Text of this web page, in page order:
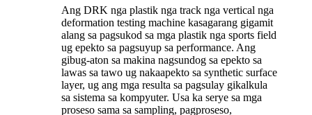
Ang DRK nga plastik nga track nga vertical nga
deformation testing machine kasagarang gigamit
alang sa pagsukod sa mga plastik nga sports field
ug epekto sa pagsuyup sa performance. Ang
gibug-aton sa makina nagsundog sa epekto sa
lawas sa tawo ug nakaapekto sa synthetic surface
layer, ug ang mga resulta sa pagsulay gikalkula
sa sistema sa kompyuter. Usa ka serye sa mga
proseso sama sa sampling, pagproseso,